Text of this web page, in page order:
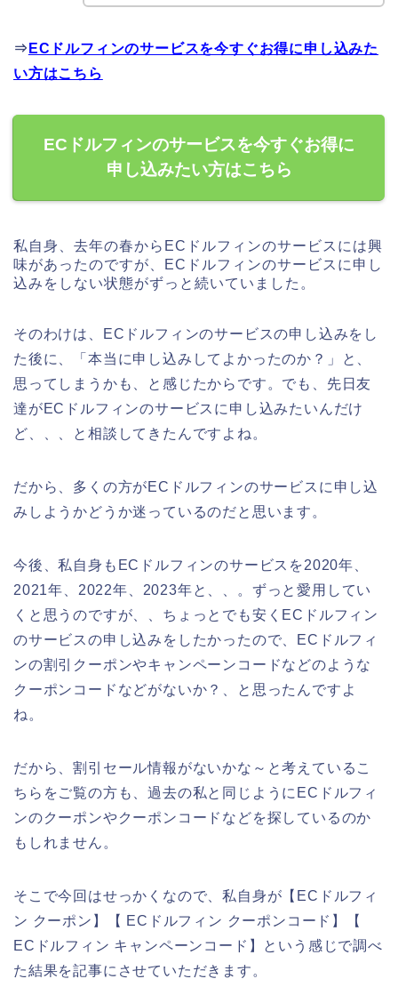
⇒ ECドルフィンのサービスを今すぐお得に申し込みた
い方はこちら
ECドルフィンのサービスを今すぐお得に
申し込みたい方はこちら
私自身、去年の春からECドルフィンのサービスには興
味があったのですが、ECドルフィンのサービスに申し
込みをしない状態がずっと続いていました。
そのわけは、ECドルフィンのサービスの申し込みをし
た後に、「本当に申し込みしてよかったのか？」と、
思ってしまうかも、と感じたからです。でも、先日友
達がECドルフィンのサービスに申し込みたいんだけ
ど、、、と相談してきたんですよね。
だから、多くの方がECドルフィンのサービスに申し込
みしようかどうか迷っているのだと思います。
今後、私自身もECドルフィンのサービスを2020年、
2021年、2022年、2023年と、、。ずっと愛用してい
くと思うのですが、、ちょっとでも安くECドルフィン
のサービスの申し込みをしたかったので、ECドルフィ
ンの割引クーポンやキャンペーンコードなどのような
クーポンコードなどがないか？、と思ったんですよ
ね。
だから、割引セール情報がないかな～と考えているこ
ちらをご覧の方も、過去の私と同じようにECドルフィ
ンのクーポンやクーポンコードなどを探しているのか
もしれません。
そこで今回はせっかくなので、私自身が【ECドルフィ
ン クーポン】【 ECドルフィン クーポンコード】【
ECドルフィン キャンペーンコード】という感じで調べ
た結果を記事にさせていただきます。